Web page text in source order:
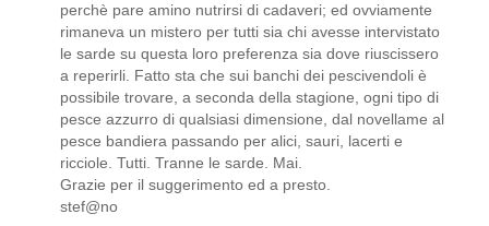
perchè pare amino nutrirsi di cadaveri; ed ovviamente
rimaneva un mistero per tutti sia chi avesse intervistato
le sarde su questa loro preferenza sia dove riuscissero
a reperirli. Fatto sta che sui banchi dei pescivendoli è
possibile trovare, a seconda della stagione, ogni tipo di
pesce azzurro di qualsiasi dimensione, dal novellame al
pesce bandiera passando per alici, sauri, lacerti e
ricciole. Tutti. Tranne le sarde. Mai.
Grazie per il suggerimento ed a presto.
stef@no